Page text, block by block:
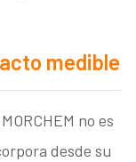
medible
no es
desde su